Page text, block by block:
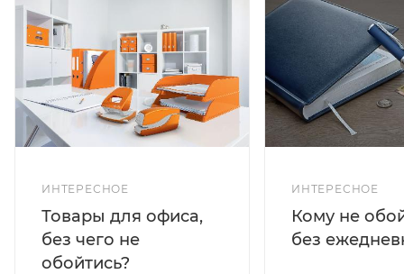
ИНТЕРЕСНОЕ
Товары для офиса,
без чего не
обойтись?
ИНТЕРЕСНОЕ
Кому не
без